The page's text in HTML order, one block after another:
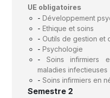
UE obligatoires
- Développement
- Ethique et soins
- Outils de gestion et
- Psychologie
-Soins infirmiers
maladies infectieuses
- Soins infirmiers en
Semestre 2